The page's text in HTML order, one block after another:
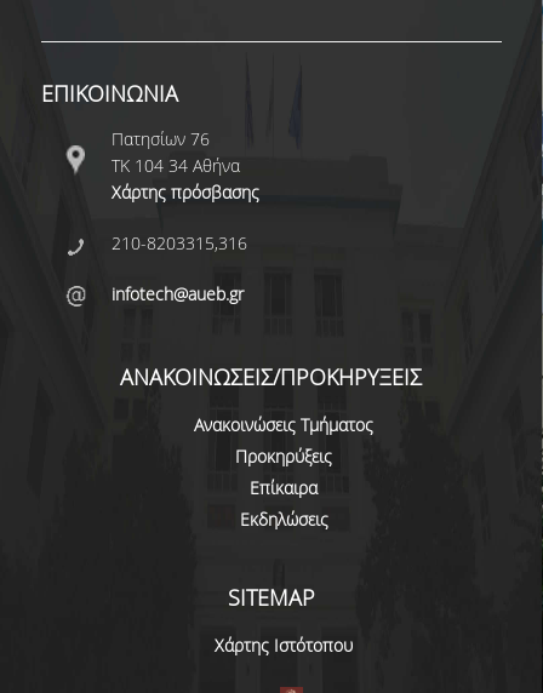
ΕΡΕΥΝΗΤΙΚΕΣ ΟΜΑΔΕΣ
ΕΡΕΥΝΗΤΙΚΑ ΕΡΓΑ
ΜΕΤΑΔΙΔΑΚΤΟΡΙΚΗ ΕΡΕΥΝΑ
ΣΤΑΔΙΟΔΡΟΜΙΑ
ΑΠΟΦΟΙΤΩΝΤΑΣ ΑΠΟ ΤΟ ΤΜΗΜΑ
ΑΝΑΚΟΙΝΩΣΕΙΣ
ΕΠΙΚΟΙΝΩΝΙΑ
Πατησίων 76
ΤΚ 104 34 Αθήνα
Χάρτης πρόσβασης
210-8203315,316
infotech@aueb.gr
ΑΝΑΚΟΙΝΩΣΕΙΣ/ΠΡΟΚΗΡΥΞΕΙΣ
Ανακοινώσεις Τμήματος
Προκηρύξεις
Επίκαιρα
Εκδηλώσεις
SITEMAP
Χάρτης Ιστότοπου